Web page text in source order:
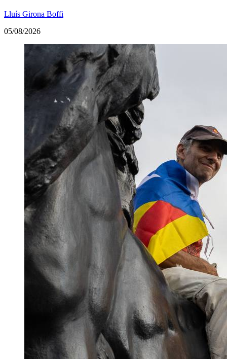
Lluís Girona Boffi
05/08/2026